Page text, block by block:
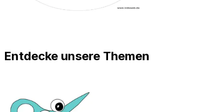
Entdecke unsere Themen